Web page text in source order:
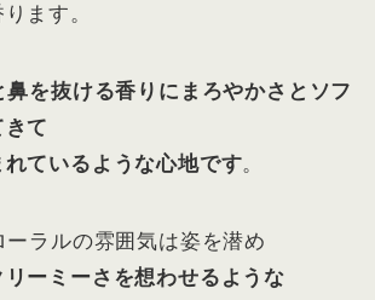
ます。
鼻を抜ける香りにまろやかさとソフ
きて
ているような心地です。
ーラルの雰囲気は姿を潜め
ーミーさを想わせるような